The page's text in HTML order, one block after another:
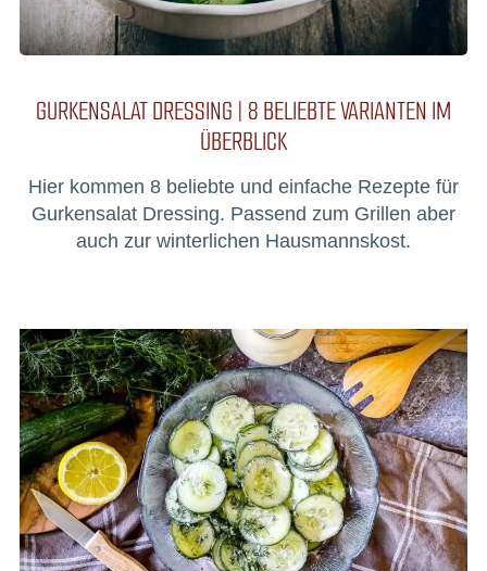
GURKENSALAT DRESSING | 8 BELIEBTE VARIANTEN IM
ÜBERBLICK
Hier kommen 8 beliebte und einfache Rezepte für
Gurkensalat Dressing. Passend zum Grillen aber
auch zur winterlichen Hausmannskost.